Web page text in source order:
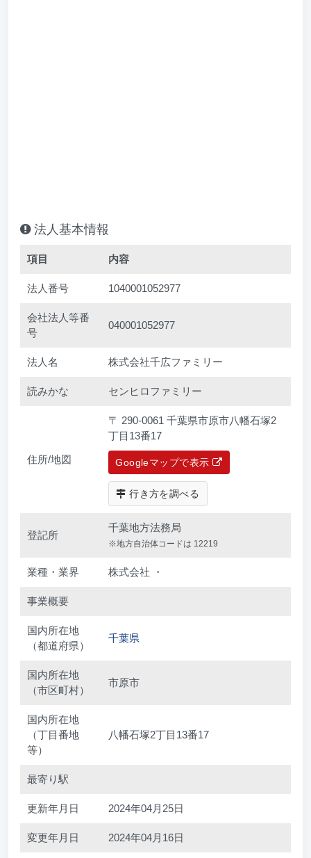
法人基本情報
項目 内容
法人番号 1040001052977
会社法人等番
号
040001052977
法人名 株式会社千広ファミリー
読みかな センヒロファミリー
住所/地図
〒 290-0061 千葉県市原市八幡石塚2
丁目13番17
Googleマップで表示
行き方を調べる
登記所
千葉地方法務局
※地方自治体コードは 12219
業種・業界 株式会社 ・
事業概要
国内所在地
（都道府県）
千葉県
国内所在地
（市区町村）
市原市
国内所在地
（丁目番地
等）
八幡石塚2丁目13番17
最寄り駅
更新年月日 2024年04月25日
変更年月日 2024年04月16日